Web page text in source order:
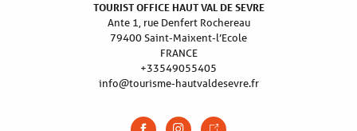
TOURIST OFFICE HAUT VAL DE SEVRE
Ante 1, rue Denfert Rochereau
79400 Saint-Maixent-l’Ecole
FRANCE
+33549055405
info@tourisme-hautvaldesevre.fr